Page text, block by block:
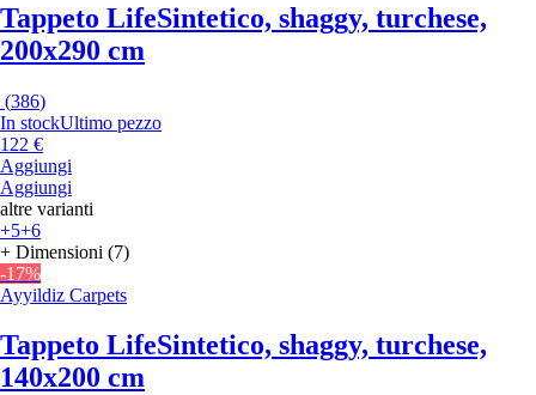
Tappeto LifeSintetico, shaggy, turchese,
200x290 cm
(386)
In stockUltimo pezzo
122 €
Aggiungi
Aggiungi
altre varianti
+5+6
+ Dimensioni (7)
-17%
Ayyildiz Carpets
Tappeto LifeSintetico, shaggy, turchese,
140x200 cm